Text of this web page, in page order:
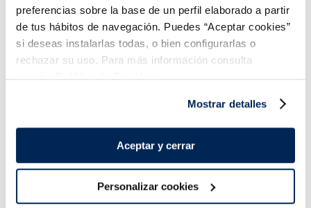
preferencias sobre la base de un perfil elaborado a partir
de tus hábitos de navegación. Puedes “Aceptar cookies”
si deseas instalarlas todas, o bien configurarlas o
rechazar su uso. Para más información consulta
nuestraPolítica de Cookies.
Mostrar detalles
Aceptar y cerrar
Personalizar cookies
¡Combínalo y hazte un menú de 10!